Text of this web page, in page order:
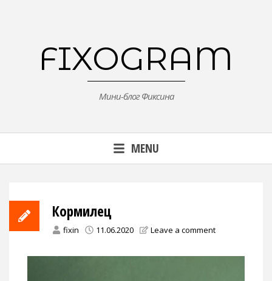
FIXOGRAM
Мини-блог Фиксина
MENU
Кормилец
fixin 11.06.2020 Leave a comment